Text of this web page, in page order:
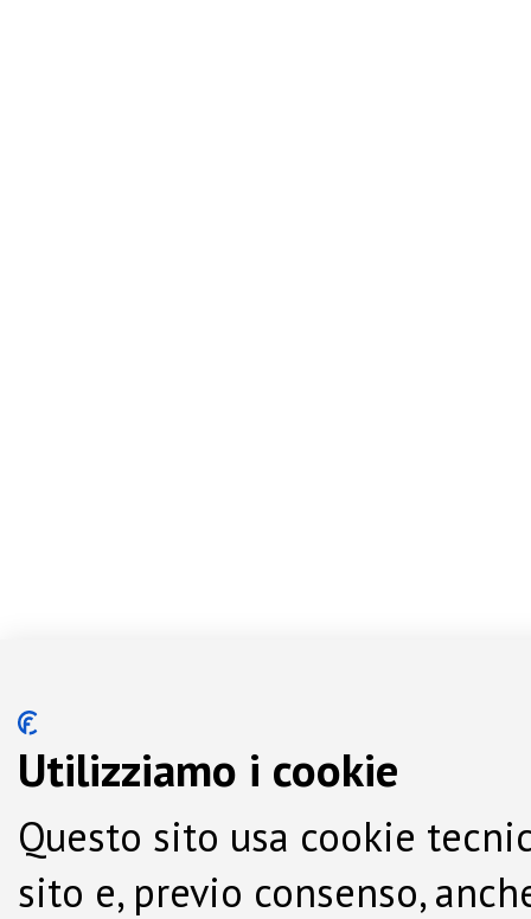
Utilizziamo i cookie
Questo sito usa cookie
sito e, previo consenso,